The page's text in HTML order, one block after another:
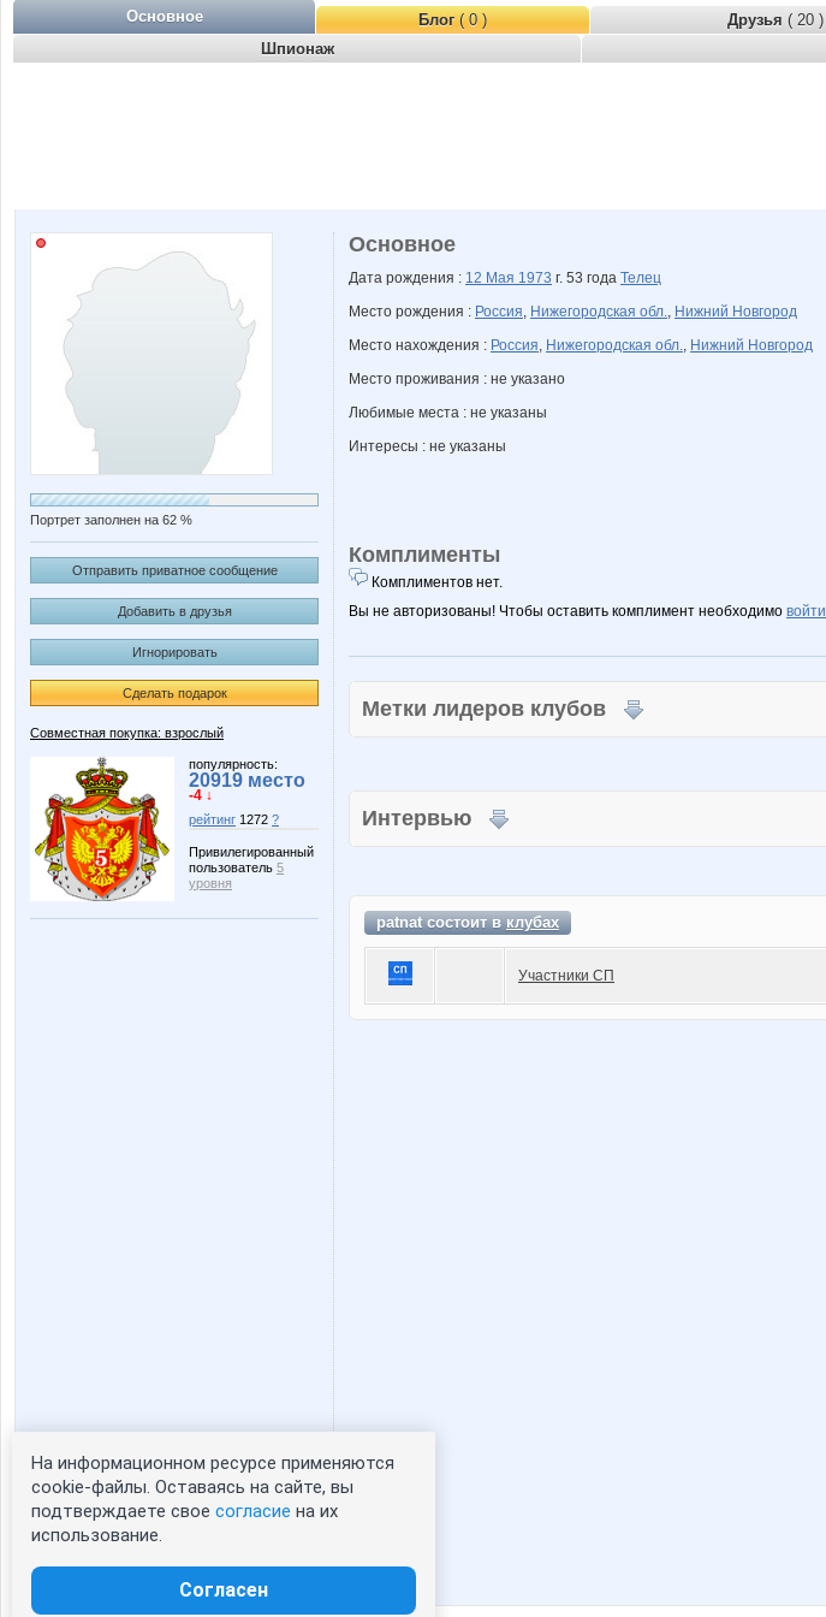
Основное Блог( 0 ) Друзья ( 20 )
Шпионаж
Портрет заполнен на 62 %
Отправить приватное сообщение
Добавить в друзья
Игнорировать
Сделать подарок
Совместная покупка: взрослый
популярность:
20919 место
-4 ↓
рейтинг 1272 ?
Привилегированный
пользователь 5
уровня
Статистика портрета:
сейчас просматривают портрет - 0
зарегистрированные пользователи
Основное
Дата рождения : 12 Мая 1973 г. 53 года Телец
Место рождения : Россия, Нижегородская обл., Нижний Новгород
Место нахождения : Россия, Нижегородская обл., Нижний Новгород
Место проживания : не указано
Любимые места : не указаны
Интересы : не указаны
Комплименты
Комплиментов нет.
Вы не авторизованы! Чтобы оставить комплимент необходимо войти
Метки лидеров клубов
Интервью
patnat состоит вклубах
Участники СП
На информационном ресурсе применяются
cookie-файлы. Оставаясь на сайте, вы
подтверждаете свое согласие на их
использование.
Согласен